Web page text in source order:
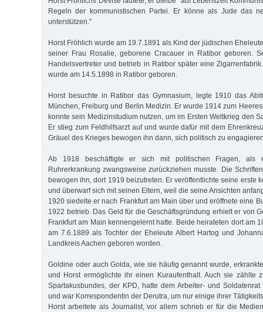
Regeln der kommunistischen Partei. Er könne als Jude das
unterstützen."
Horst Fröhlich wurde am 19.7.1891 als Kind der jüdischen
seiner Frau Rosalie, geborene Cracauer in Ratibor geboren.
Handelsvertreter und betrieb in Ratibor später eine
wurde am 14.5.1898 in Ratibor geboren.
Horst besuchte in Ratibor das Gymnasium, legte 1910 das
München, Freiburg und Berlin Medizin. Er wurde 1914 zum
konnte sein Medizinstudium nutzen, um im Ersten Weltkrieg den
Er stieg zum Feldhilfsarzt auf und wurde dafür mit dem
Gräuel des Krieges bewogen ihn dann, sich politisch zu
Ab 1918 beschäftigte er sich mit politischen Fragen, als
Ruhrerkrankung zwangsweise zurückziehen musste. Die
bewogen ihn, dort 1919 beizutreten. Er veröffentlichte seine erste
und überwarf sich mit seinen Eltern, weil die seine Ansichten
1920 siedelte er nach Frankfurt am Main über und eröffnete eine
1922 betrieb. Das Geld für die Geschäftsgründung erhielt er von
Frankfurt am Main kennengelernt hatte. Beide heirateten dort am
am 7.6.1889 als Tochter der Eheleute Albert Hartog und
Landkreis Aachen geboren worden.
Goldine oder auch Golda, wie sie häufig genannt wurde,
und Horst ermöglichte ihr einen Kuraufenthalt. Auch sie zählte
Spartakusbundes, der KPD, hatte dem Arbeiter- und
und war Korrespondentin der Derutra, um nur einige ihrer
Horst arbeitete als Journalist, vor allem schrieb er für die